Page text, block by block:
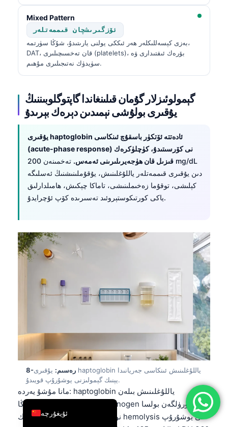
Mixed Pattern
ئۆزگىرىشچان قىممەتلەر
بەزى كېسەللىكلەر ھەر ئىككى يولنى يارىتىدۇ، شۇڭا سۈرتمە،
DAT، قان تەخسىچىلىرى (platelets)، بۆرەك ئىقتىدارى ۋە
سۈيدۈك نەتىجىلىرى مۇھىم.
گېمولوئىزلار گۇمان قىلىنغاندا گاپتوگلوبىننىڭ
يۇقىرى بولۇشى نېمىدىن دېرەك بېرىدۇ
يۇقىرى haptoglobin ئادەتتە ئۆتكۈر باسقۇچ ئىنكاسى
(acute-phase response) نى كۆرسىتىدۇ، كۈچلۈكرەك
قىزىل قان ھۈجەيرىلىرىنى ئەمەس.
تەخمىنەن 200 mg/dL
دىن يۇقىرى قىممەتلەر ياللۇغلىنىش، يۇقۇملىنىشنىڭ ئەسلىگە
كېلىشى، توقۇما زەخىملىنىشى، تاماكا چېكىش، ھامىلدارلىق
ياكى كورتىكوستېروئىد تەسىرىدە كۆپ ئۇچرايدۇ.
8-رەسىم: يۇقىرى haptoglobin ياللۇغلىنىش ئىنكاسى جەريانىدا
يېنىك گېمولىزنى يوشۇرۇپ قويىدۇ.
مانا مۇشۇ يەردە: haptoglobin ياللۇغلىنىش بىلەن
كۆتۈرۈلىدۇ، شۇڭا CRP ۋە fibrinogen كۆتۈرۈلگەن بولسا
نورمال ياكى يۇقىرى نەتىجە يېنىك hemolysis نى يوشۇرۇپ
ئۇيغۇرچە
English
Deutsch
العربية
Español
Português
Ελληνικά
Türkçe
فارسی
Български
Dansk
Nederlands
Bahasa Indonesia
Հայերեն
Íslenska
Српски језик
Svenska
Bosanski